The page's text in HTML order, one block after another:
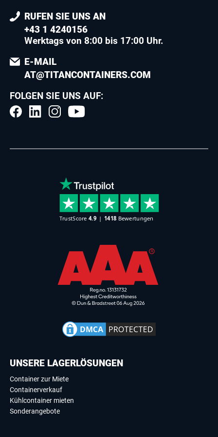
RUFEN SIE UNS AN
+43 1 4240156
Werktags von 8:00 bis 17:00 Uhr.
E-MAIL
AT@TITANCONTAINERS.COM
FOLGEN SIE UNS AUF:
UNSERE LAGERLÖSUNGEN
Container zur Miete
Containerverkauf
Kühlcontainer mieten
Sonderangebote